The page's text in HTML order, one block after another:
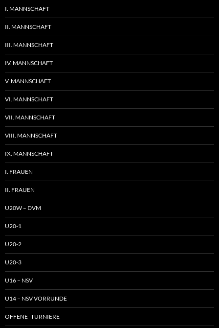
I. MANNSCHAFT
II. MANNSCHAFT
III. MANNSCHAFT
IV. MANNSCHAFT
V. MANNSCHAFT
VI. MANNSCHAFT
VII. MANNSCHAFT
VIII. MANNSCHAFT
IX. MANNSCHAFT
I. FRAUEN
II. FRAUEN
U20W – DVM
U20-1
U20-2
U20-3
U16 – NSV
U14 – NSV VORRUNDE
OFFENE TURNIERE